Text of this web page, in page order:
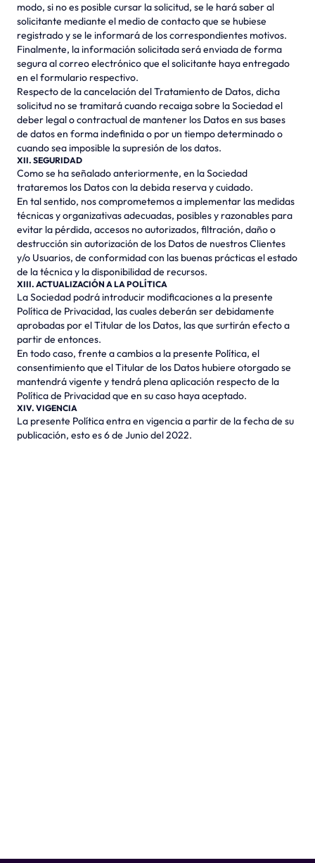
modo, si no es posible cursar la solicitud, se le hará saber al
solicitante mediante el medio de contacto que se hubiese
registrado y se le informará de los correspondientes motivos.
Finalmente, la información solicitada será enviada de forma
segura al correo electrónico que el solicitante haya entregado
en el formulario respectivo.
Respecto de la cancelación del Tratamiento de Datos, dicha
solicitud no se tramitará cuando recaiga sobre la Sociedad el
deber legal o contractual de mantener los Datos en sus bases
de datos en forma indefinida o por un tiempo determinado o
cuando sea imposible la supresión de los datos.
XII. SEGURIDAD
Como se ha señalado anteriormente, en la Sociedad
trataremos los Datos con la debida reserva y cuidado.
En tal sentido, nos comprometemos a implementar las medidas
técnicas y organizativas adecuadas, posibles y razonables para
evitar la pérdida, accesos no autorizados, filtración, daño o
destrucción sin autorización de los Datos de nuestros Clientes
y/o Usuarios, de conformidad con las buenas prácticas el estado
de la técnica y la disponibilidad de recursos.
XIII. ACTUALIZACIÓN A LA POLÍTICA
La Sociedad podrá introducir modificaciones a la presente
Política de Privacidad, las cuales deberán ser debidamente
aprobadas por el Titular de los Datos, las que surtirán efecto a
partir de entonces.
En todo caso, frente a cambios a la presente Política, el
consentimiento que el Titular de los Datos hubiere otorgado se
mantendrá vigente y tendrá plena aplicación respecto de la
Política de Privacidad que en su caso haya aceptado.
XIV. VIGENCIA
La presente Política entra en vigencia a partir de la fecha de su
publicación, esto es 6 de Junio del 2022.